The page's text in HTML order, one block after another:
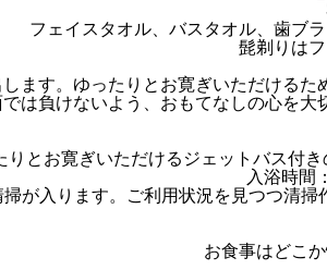
フェイスタオル、バスタオル、歯ブ
髭剃りは
ます。ゆったりとお寛ぎいただける
は負けないよう、おもてなしの心を
とお寛ぎいただけるジェットバス付
入浴時間
掃が入ります。ご利用状況を見つつ清
お食事はどこ